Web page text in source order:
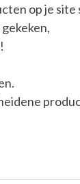
op je site